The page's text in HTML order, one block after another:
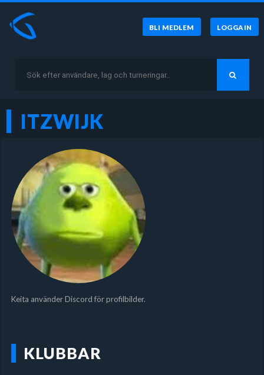
BLI MEDLEM LOGGA IN
ITZWIJK
Keita använder Discord för profilbilder.
KLUBBAR